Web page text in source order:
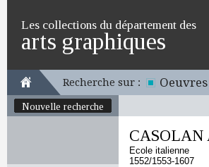
Les collections du département des
arts graphiques
Recherche sur : Oeuvres
Nouvelle recherche
CASOLAN
Ecole italienne
1552/1553-1607